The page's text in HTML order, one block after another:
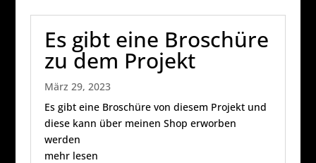
Es gibt eine Broschüre
zu dem Projekt
März 29, 2023
Es gibt eine Broschüre von diesem Projekt und
diese kann über meinen Shop erworben
werden
mehr lesen